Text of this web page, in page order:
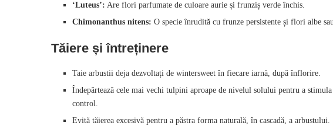
‘Luteus’: Are flori parfumate de culoare aurie și frunziș verde închis.
Chimonanthus nitens: O specie înrudită cu frunze persistente și flori albe
Tăiere și întreținere
Taie arbustii deja dezvoltați de wintersweet în fiecare iarnă, după înflorire.
Îndepărtează cele mai vechi tulpini aproape de nivelul solului pentru a
control.
Evită tăierea excesivă pentru a păstra forma naturală, în cascadă, a arbustului.